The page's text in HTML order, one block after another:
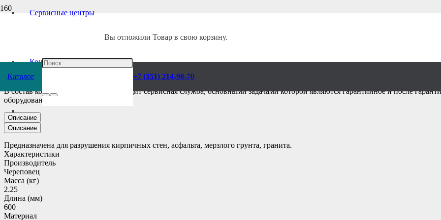
Сервисные центры
Контакты
Вы отложили Товар в свою корзину.
Каталог +7 (351) 214-90-70
Главная /Каталог/Инструмент
Пика П-11-600 мм ТомскЧереповец
В состав компании «Ворса Урал» входит сервисная служба, основными задачами которой являются гарантийное и после
оборудования.
Описание
Описание
Предназначена для разрушения кирпичных стен, асфальта, мерзлого грунта, гранита.
Характеристики
Производитель
Череповец
Масса (кг)
2.25
Длина (мм)
600
Материал